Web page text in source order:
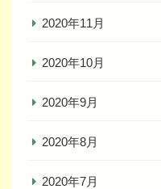
2020年11月
2020年10月
2020年9月
2020年8月
2020年7月